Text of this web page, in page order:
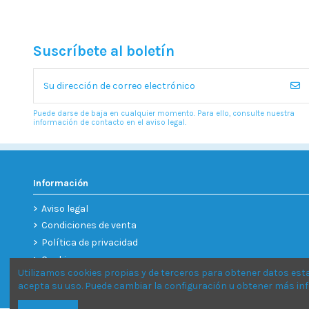
Suscríbete al boletín
Puede darse de baja en cualquier momento. Para ello, consulte nuestra
información de contacto en el aviso legal.
Información
Aviso legal
Condiciones de venta
Política de privacidad
Cookies
Utilizamos cookies propias y de terceros para obtener datos
acepta su uso. Puede cambiar la configuración u obtener más